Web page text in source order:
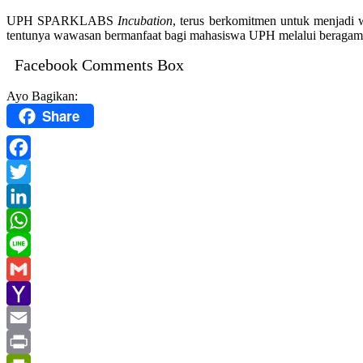
UPH SPARKLABS Incubation, terus berkomitmen untuk menjadi
tentunya wawasan bermanfaat bagi mahasiswa UPH melalui
Facebook Comments Box
Ayo Bagikan:
Share
Facebook
Twitter
LinkedIn
WhatsApp
Line
Gmail
Yahoo
Mail
Email